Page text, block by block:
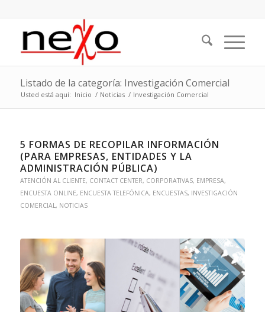
Listado de la categoría: Investigación Comercial
Usted está aquí: Inicio / Noticias / Investigación Comercial
5 FORMAS DE RECOPILAR INFORMACIÓN
(PARA EMPRESAS, ENTIDADES Y LA
ADMINISTRACIÓN PÚBLICA)
ATENCIÓN AL CLIENTE, CONTACT CENTER, CORPORATIVAS, EMPRESA,
ENCUESTA ONLINE, ENCUESTA TELEFÓNICA, ENCUESTAS, INVESTIGACIÓN
COMERCIAL, NOTICIAS